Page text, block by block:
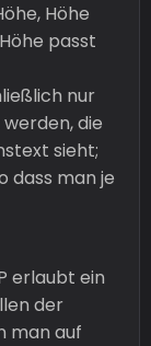
Höhe
passt
nur
die
sieht;
dass man je
erlaubt ein
der
man auf